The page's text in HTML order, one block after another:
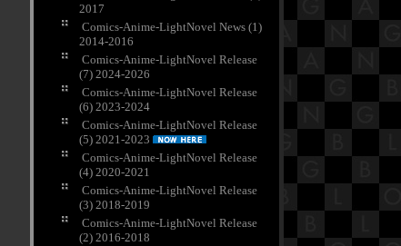
2017
Comics-Anime-LightNovel News (1)
2014-2016
Comics-Anime-LightNovel Release
(7) 2024-2026
Comics-Anime-LightNovel Release
(6) 2023-2024
Comics-Anime-LightNovel Release
(5) 2021-2023
Comics-Anime-LightNovel Release
(4) 2020-2021
Comics-Anime-LightNovel Release
(3) 2018-2019
Comics-Anime-LightNovel Release
(2) 2016-2018